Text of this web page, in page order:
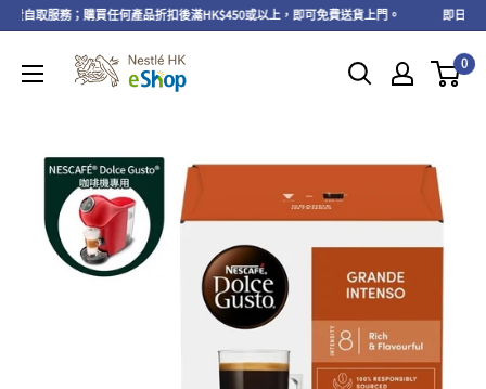
自取服務；購買任何產品折扣後滿HK$450或以上，即可免費送貨上門。 即日起
0